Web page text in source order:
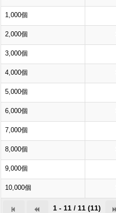
1,000個
2,000個
3,000個
4,000個
5,000個
6,000個
7,000個
8,000個
9,000個
10,000個
1 - 11 / 11 (11)